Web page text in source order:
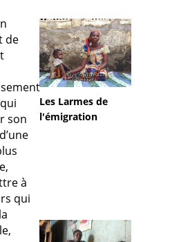
de
son
à
qui
Les Larmes de
l'émigration